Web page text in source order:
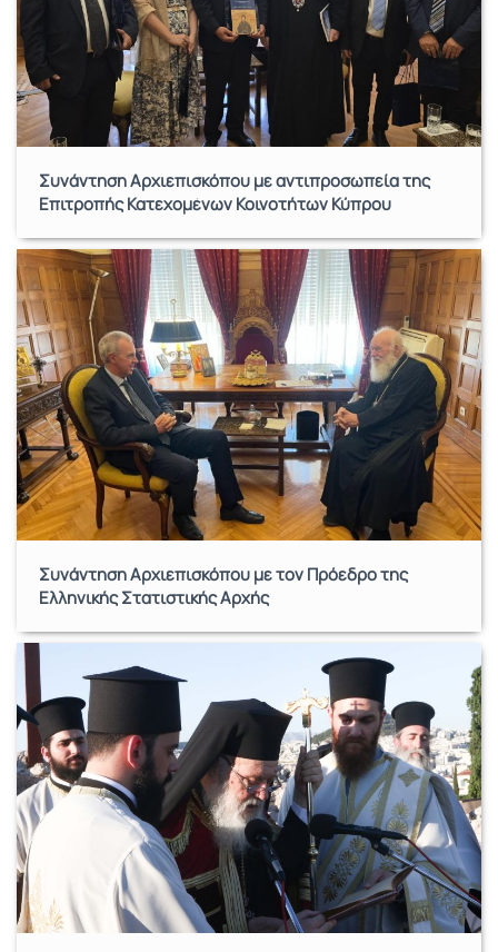
Συνάντηση Αρχιεπισκόπου με αντιπροσωπεία της
Επιτροπής Κατεχομένων Κοινοτήτων Κύπρου
Συνάντηση Αρχιεπισκόπου με τον Πρόεδρο της
Ελληνικής Στατιστικής Αρχής